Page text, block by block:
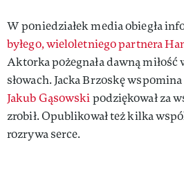
W poniedziałek media obiegła
byłego, wieloletniego partnera
Aktorka pożegnała dawną
słowach. Jacka Brzoskę
Jakub Gąsowskipodziękował za
zrobił. Opublikował też kilka
rozrywa serce.